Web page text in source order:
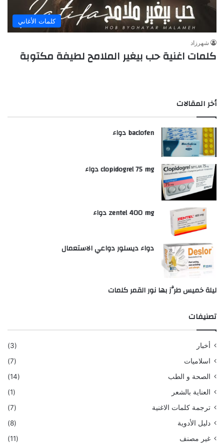
كلمات الأغاني
شهرزاد
كلمات اغنية حب بيغير الملامح لطيفة مكتوبة
أخر المقالات
baclofen دواء
clopidogrel 75 mg دواء
zentel 400 mg دواء
دواء ديسلور دواعي الاستعمال
ليلة خميس طرَّز بها نور القمر كلمات
تصنيفات
أخبار
(3)
اسلاميات
(7)
الصحة و الطب
(14)
العناية بالشعر
(1)
ترجمة كلمات الاغنية
(7)
دليل الأدوية
(8)
غير مصنف
(11)